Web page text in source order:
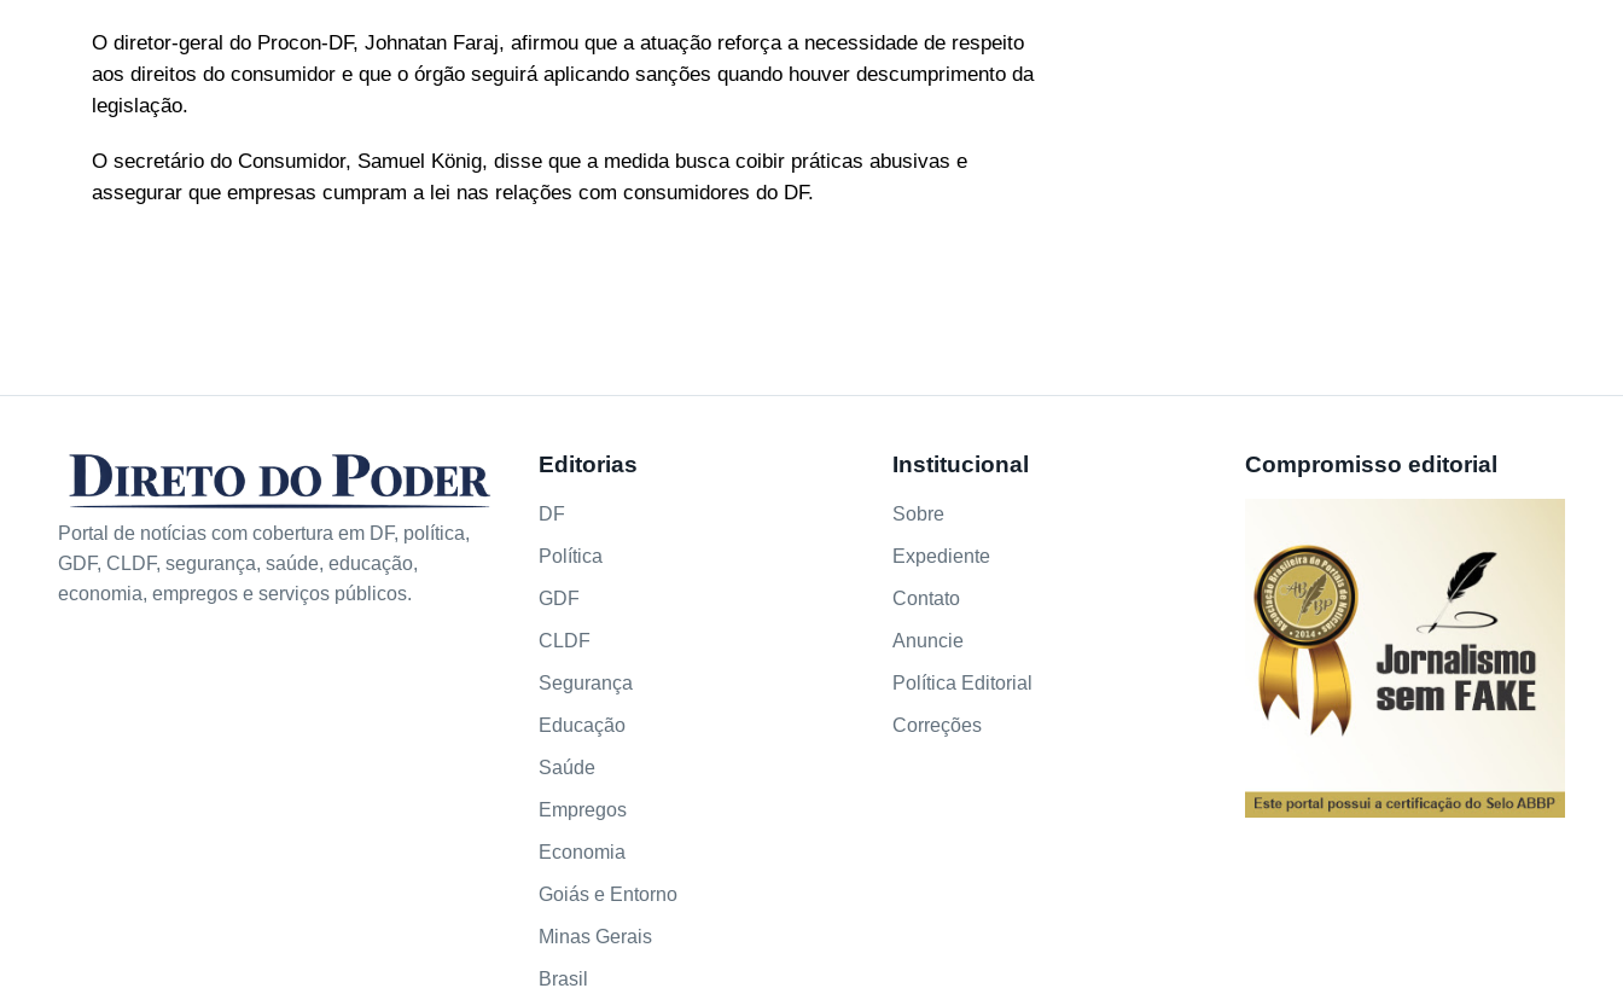
O diretor-geral do Procon-DF, Johnatan Faraj, afirmou que a atuação reforça a necessidade de respeito
aos direitos do consumidor e que o órgão seguirá aplicando sanções quando houver descumprimento da
legislação.
O secretário do Consumidor, Samuel König, disse que a medida busca coibir práticas abusivas e
assegurar que empresas cumpram a lei nas relações com consumidores do DF.
Portal de notícias com cobertura em DF, política,
GDF, CLDF, segurança, saúde, educação,
economia, empregos e serviços públicos.
Editorias
DF
Política
GDF
CLDF
Segurança
Educação
Saúde
Empregos
Economia
Goiás e Entorno
Minas Gerais
Brasil
Institucional
Sobre
Expediente
Contato
Anuncie
Política Editorial
Correções
Compromisso editorial